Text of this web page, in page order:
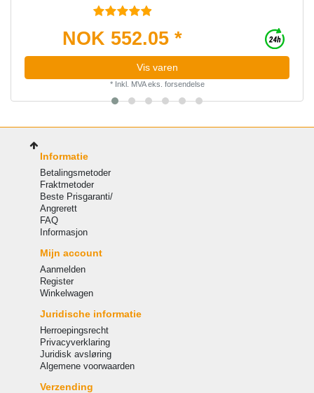
NOK 552.05 *
Vis varen
* Inkl. MVAeks. forsendelse
Informatie
Betalingsmetoder
Fraktmetoder
Beste Prisgaranti/
Angrerett
FAQ
Informasjon
Mijn account
Aanmelden
Register
Winkelwagen
Juridische informatie
Herroepingsrecht
Privacyverklaring
Juridisk avsløring
Algemene voorwaarden
Verzending